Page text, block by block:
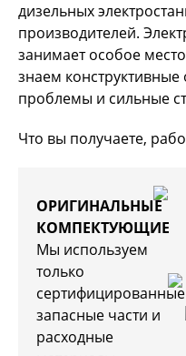
дизельных
производителей.
занимает особое
знаем
проблемы и сильные
Что вы получаете,
ОРИГИНАЛЬНЫЕ
КОМПЕКТУЮЩИЕ
Мы используем
только
сертифицированные
запасные части и
расходные